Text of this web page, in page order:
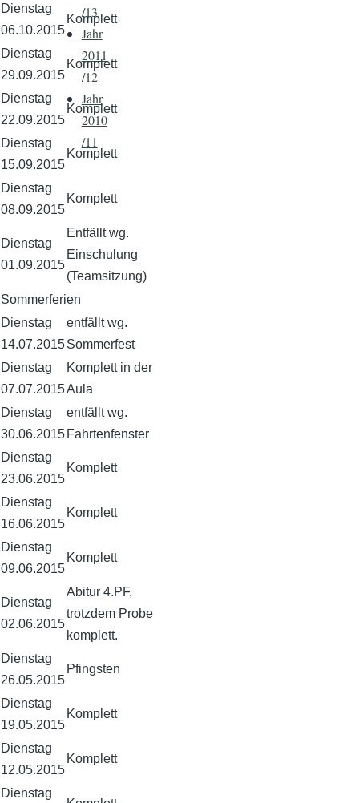
Dienstag
06.10.2015
Komplett
Dienstag
29.09.2015
Komplett
Dienstag
22.09.2015
Komplett
Dienstag
15.09.2015
Komplett
Dienstag
08.09.2015
Komplett
Dienstag
01.09.2015
Entfällt wg.
Einschulung
(Teamsitzung)
Sommerferien
Dienstag
14.07.2015
entfällt wg.
Sommerfest
Dienstag
07.07.2015
Komplett in der
Aula
Dienstag
30.06.2015
entfällt wg.
Fahrtenfenster
Dienstag
23.06.2015
Komplett
Dienstag
16.06.2015
Komplett
Dienstag
09.06.2015
Komplett
Dienstag
02.06.2015
Abitur 4.PF,
trotzdem Probe
komplett.
Dienstag
26.05.2015
Pfingsten
Dienstag
19.05.2015
Komplett
Dienstag
12.05.2015
Komplett
Dienstag
/13
Jahr
2011
/12
Jahr
2010
/11